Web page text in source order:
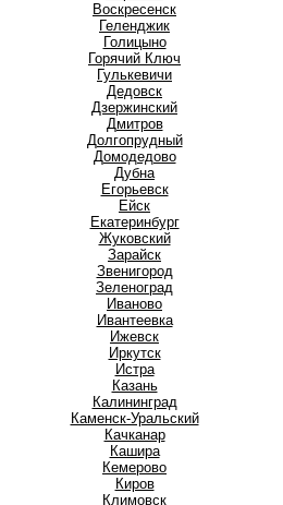
Воскресенск
Геленджик
Голицыно
Горячий Ключ
Гулькевичи
Дедовск
Дзержинский
Дмитров
Долгопрудный
Домодедово
Дубна
Егорьевск
Ейск
Екатеринбург
Жуковский
Зарайск
Звенигород
Зеленоград
Иваново
Ивантеевка
Ижевск
Иркутск
Истра
Казань
Калининград
Каменск-Уральский
Качканар
Кашира
Кемерово
Киров
Климовск